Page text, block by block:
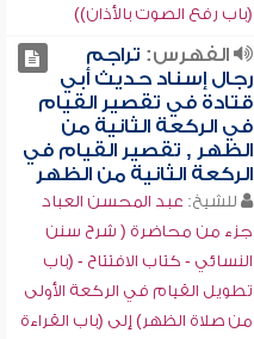
(باب رفع الصوت بالأذان))
الفهرس: تراجم
رجال إسناد حديث أبي
قتادة في تقصير القيام
في الركعة الثانية من
الظهر , تقصير القيام في
الركعة الثانية من الظهر
للشيخ: عبد المحسن العباد
جزء من محاضرة ( شرح سنن
النسائي - كتاب الافتتاح - (باب
تطويل القيام في الركعة الأولى
من صلاة الظهر) إلى (باب القراءة